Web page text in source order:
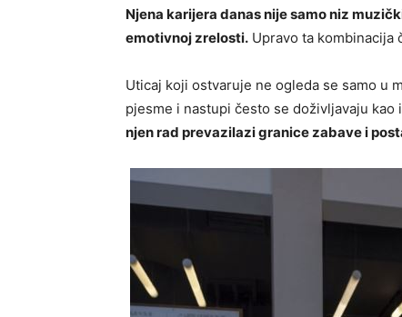
Njena karijera danas nije samo niz
emotivnoj zrelosti. Upravo ta
Uticaj koji ostvaruje ne ogleda se samo u
pjesme i nastupi često se doživljavaju
njen rad prevazilazi granice zabave i